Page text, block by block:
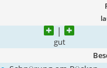
gut